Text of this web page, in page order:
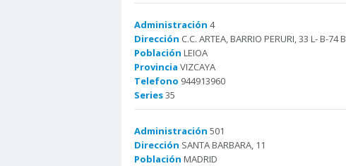
Administración 4
Dirección C.C. ARTEA, BARRIO PERURI, 33 L- B-74 B
Población LEIOA
Provincia VIZCAYA
Telefono 944913960
Series35
Administración 501
Dirección SANTA BARBARA, 11
Población MADRID